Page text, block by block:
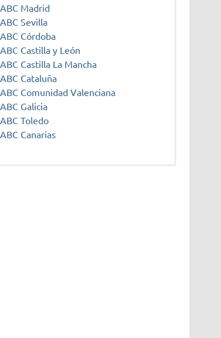
ABC Madrid
ABC Sevilla
ABC Córdoba
ABC Castilla y León
ABC Castilla La Mancha
ABC Cataluña
ABC Comunidad Valenciana
ABC Galicia
ABC Toledo
ABC Canarias